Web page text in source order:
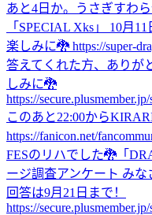
あと4日か。
うさぎすわ
「SPECIAL Xks」 10月
楽しみに🐉 https://super-
答えてくれた方、ありが
しみに🐉
https://
このあと22:00から
https://fanicon.net/
FESのリハでした🐉 「
ージ調査アンケート みな
回答は9月21日まで！
https://